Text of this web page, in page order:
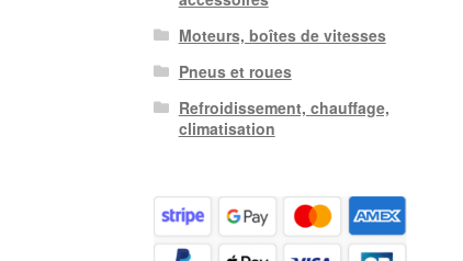
Moteurs, boîtes de vitesses
Pneus et roues
Refroidissement, chauffage,
climatisation